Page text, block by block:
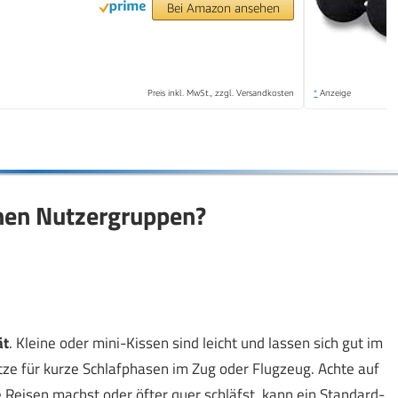
Bei Amazon ansehen
Preis inkl. MwSt., zzgl. Versandkosten * Anzeige
Nutzergruppen?
. Kleine oder mini-Kissen sind leicht und lassen sich gut im
für kurze Schlafphasen im Zug oder Flugzeug. Achte auf